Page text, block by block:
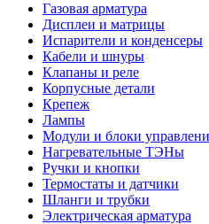
Газовая арматура
Дисплеи и матрицы
Испарители и конденсеры
Кабели и шнуры
Клапаны и реле
Корпусные детали
Крепеж
Лампы
Модули и блоки
Нагревательные ТЭНы
Ручки и кнопки
Термостаты и датчики
Шланги и трубки
Электрическая арматура